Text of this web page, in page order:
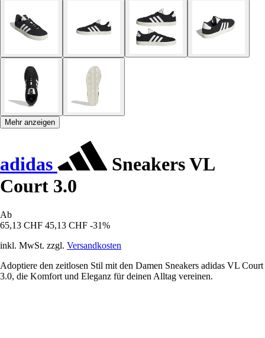
Mehr anzeigen
adidas
Sneakers VL
Court 3.0
Ab
65,13 CHF 45,13 CHF -31%
inkl. MwSt. zzgl. Versandkosten
Adoptiere den zeitlosen Stil mit den Damen Sneakers adidas VL Court
3.0, die Komfort und Eleganz für deinen Alltag vereinen.